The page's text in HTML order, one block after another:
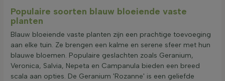
Populaire soorten blauw bloeiende vaste
planten
Blauw bloeiende vaste planten zijn een prachtige toevoeging
aan elke tuin. Ze brengen een kalme en serene sfeer met hun
blauwe bloemen. Populaire geslachten zoals Geranium,
Veronica, Salvia, Nepeta en Campanula bieden een breed
scala aan opties. De Geranium 'Rozanne' is een geliefde